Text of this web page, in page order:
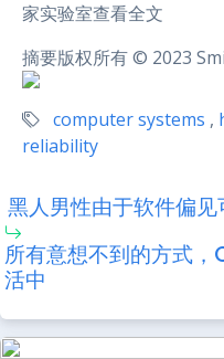
家实验室查看全文
摘要版权所有 © 2023
computer systems ,
reliability
黑人男性由于软件偏
所有意想不到的方式
活中